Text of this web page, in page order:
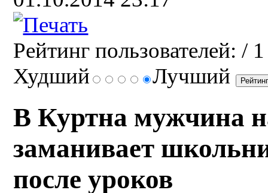
Рейтинг пользователей: / 1
Худший
Лучший
В Куртна мужчина
заманивает
после уроков